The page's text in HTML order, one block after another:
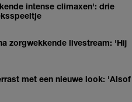
intense climaxen': drie
zorgwekkende livestream: 'Hij
met een nieuwe look: 'Alsof